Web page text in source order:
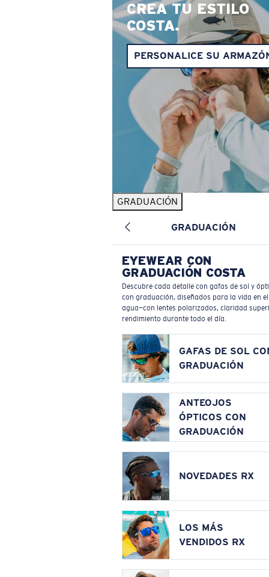
CREA TU ESTILO
COSTA.
PERSONALICE SU
GRADUACIÓN
GRADUACIÓN
EYEWEAR CON
GRADUACIÓN COSTA
Descubre cada detalle con gafas de sol y
con graduación, diseñados para la vida en el
agua—con lentes polarizados, claridad
rendimiento durante todo el día.
GAFAS DE SOL
GRADUACIÓN
ANTEOJOS
ÓPTICOS CON
GRADUACIÓN
NOVEDADES RX
LOS MÁS
VENDIDOS RX